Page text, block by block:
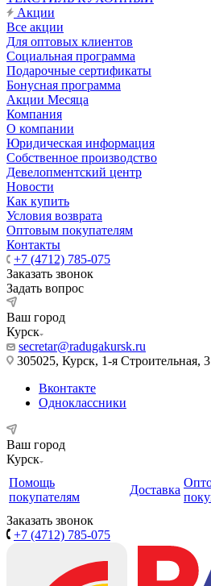
Акции
Все акции
Для оптовых клиентов
Социальная программа
Подарочные сертификаты
Бонусная программа
Акции Месяца
Компания
О компании
Юридическая информация
Собственное производство
Девелопментский центр
Новости
Как купить
Условия возврата
Оптовым покупателям
Контакты
+7 (4712) 785-075
Заказать звонок
Задать вопрос
Ваш город
Курск
secretar@radugakursk.ru
305025, Курск, 1-я Строительная, 3
Вконтакте
Одноклассники
Ваш город
Курск
Помощь
покупателям
Доставка
Заказать звонок
+7 (4712) 785-075